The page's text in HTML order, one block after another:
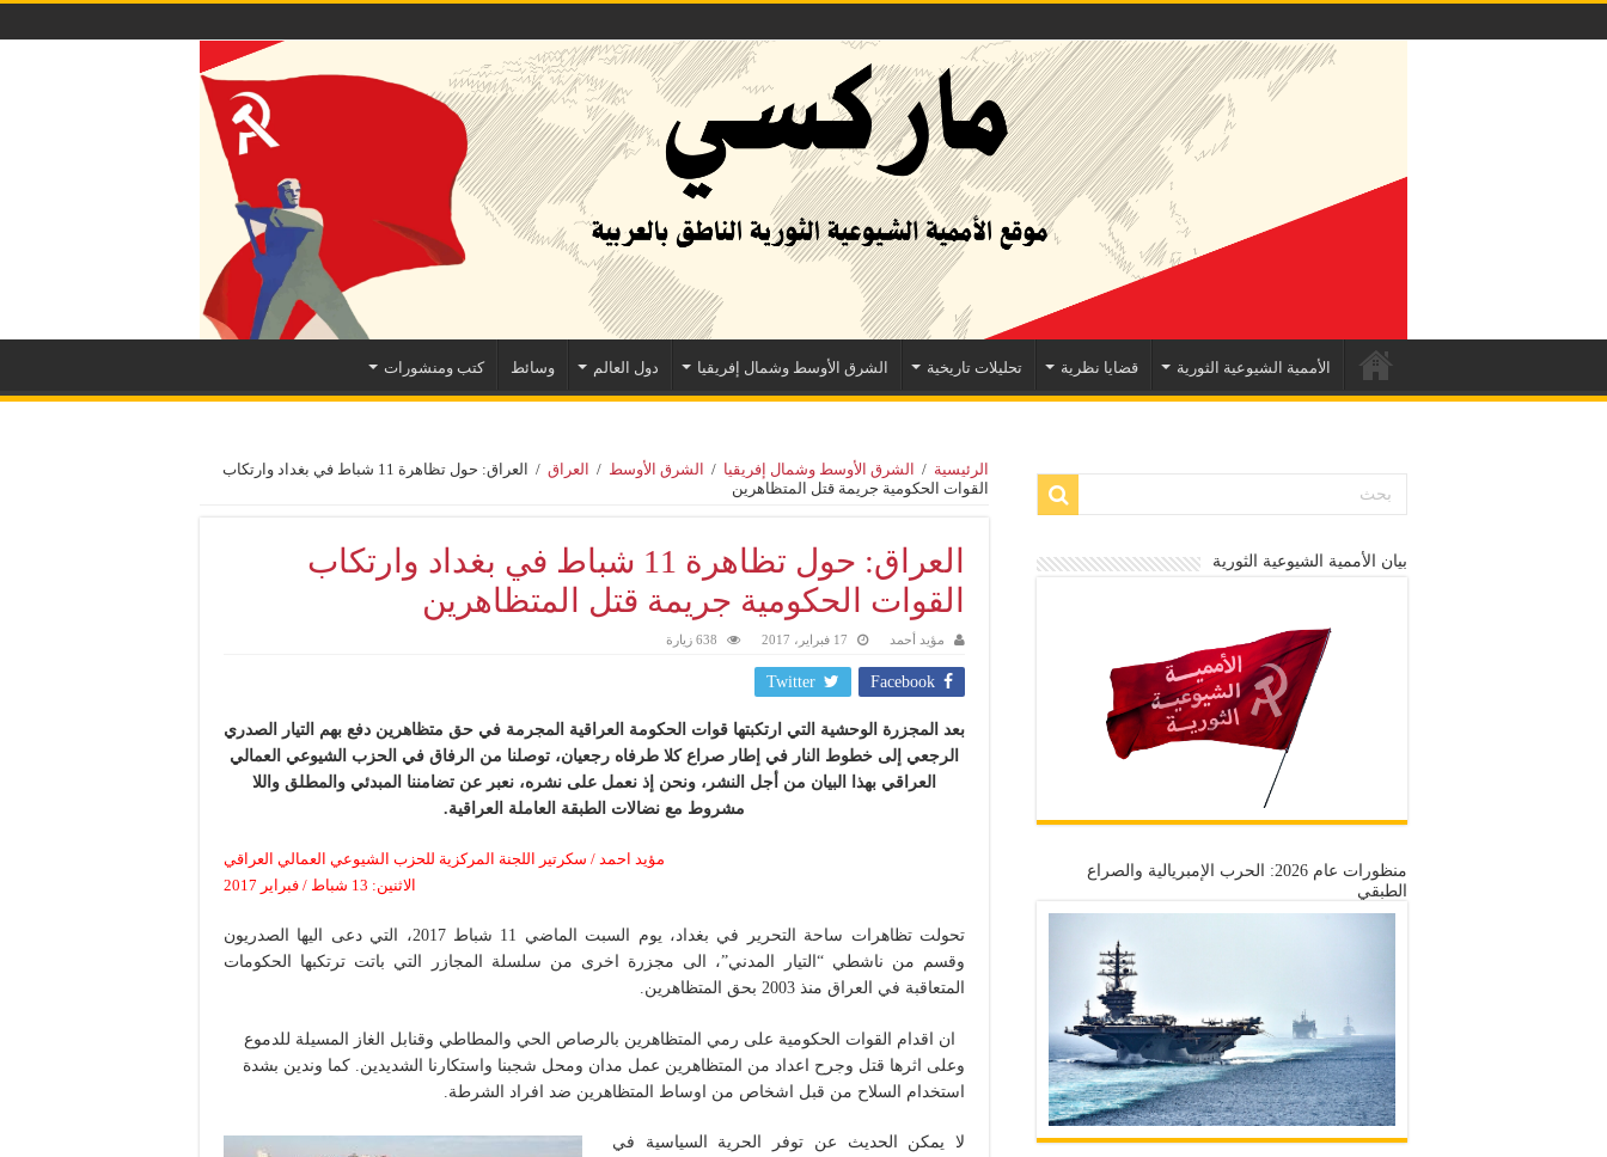
الأممية الشيوعية الثورية قضايا نظرية تحليلات تاريخية الشرق الأوسط وشمال إفريقيا دول العالم وسائط كتب ومنشورات
الرئيسية / الشرق الأوسط وشمال إفريقيا / الشرق الأوسط / العراق /
العراق: حول تظاهرة 11 شباط في بغداد وارتكاب
القوات الحكومية جريمة قتل المتظاهرين
العراق: حول تظاهرة 11 شباط في بغداد وارتكاب
القوات الحكومية جريمة قتل المتظاهرين
مؤيد أحمد 17 فبراير، 2017 638 زيارة
Facebook
Twitter
بعد المجزرة الوحشية التي ارتكبتها قوات الحكومة العراقية المجرمة في حق متظاهرين دفع بهم التيار الصدري
الرجعي إلى خطوط النار في إطار صراع كلا طرفاه رجعيان، توصلنا من الرفاق في الحزب الشيوعي العمالي
العراقي بهذا البيان من أجل النشر، ونحن إذ نعمل على نشره، نعبر عن تضامننا المبدئي والمطلق واللا
مشروط مع نضالات الطبقة العاملة العراقية.
مؤيد احمد / سكرتير اللجنة المركزية للحزب الشيوعي العمالي العراقي
الاثنين: 13 شباط / فبراير 2017
تحولت تظاهرات ساحة التحرير في بغداد، يوم السبت الماضي 11 شباط 2017، التي دعى اليها الصدريون
وقسم من ناشطي “التيار المدني”، الى مجزرة اخرى من سلسلة المجازر التي باتت ترتكبها الحكومات
المتعاقبة في العراق منذ 2003 بحق المتظاهرين.
ان اقدام القوات الحكومية على رمي المتظاهرين بالرصاص الحي والمطاطي وقنابل الغاز المسيلة للدموع
وعلى اثرها قتل وجرح اعداد من المتظاهرين عمل مدان ومحل شجبنا واستكارنا الشديدين. كما وندين بشدة
استخدام السلاح من قبل اشخاص من اوساط المتظاهرين ضد افراد الشرطة.
لا يمكن الحديث عن توفر الحرية السياسية في
بيان الأممية الشيوعية الثورية
منظورات عام 2026: الحرب الإمبريالية والصراع
الطبقي